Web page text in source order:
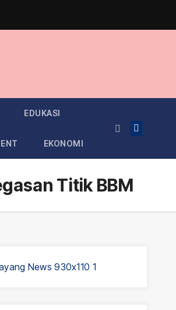
EDUKASI
EKONOMI
Titik BBM